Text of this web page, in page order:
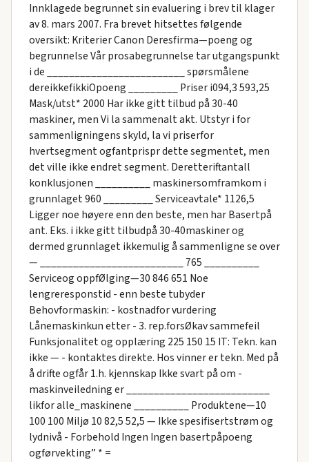
Innklagede begrunnet sin evaluering i brev til klager
av 8. mars 2007. Fra brevet hitsettes følgende
oversikt: Kriterier Canon Deresfirma—poeng og
begrunnelse Vår prosabegrunnelse tar utgangspunkt
i de _________________________ spørsmålene
dereikkefikkiOpoeng _________ Priser i094,3 593,25
Mask/utst* 2000 Har ikke gitt tilbud på 30-40
maskiner, men Vi la sammenalt akt. Utstyr i for
sammenligningens skyld, la vi priserfor
hvertsegment ogfantprispr dette segmentet, men
det ville ikke endret segment. Deretteriftantall
konklusjonen __________ maskinersomframkom i
grunnlaget 960 _________ Serviceavtale* 1126,5
Ligger noe høyere enn den beste, men har Basertpå
ant. Eks. i ikke gitt tilbudpå 30-40maskiner og
dermed grunnlaget ikkemulig å sammenligne se over
— __________________________ 765 __________
Serviceog oppfØlging—30 846 651 Noe
lengreresponstid - enn beste tubyder
Behovformaskin: - kostnadfor vurdering
Lånemaskinkun etter - 3. rep.forsØkav sammefeil
Funksjonalitet og opplæring 225 150 15 IT: Tekn. kan
ikke — - kontaktes direkte. Hos vinner er tekn. Med på
å drifte ogfår 1.h. kjennskap Ikke svart på om -
maskinveiledning er __________________________
likfor alle_maskinene __________ Produktene—10
100 100 Miljø 10 82,5 52,5 — Ikke spesifisertstrøm og
lydnivå - Forbehold Ingen Ingen basertpåpoeng
ogførvekting” * =